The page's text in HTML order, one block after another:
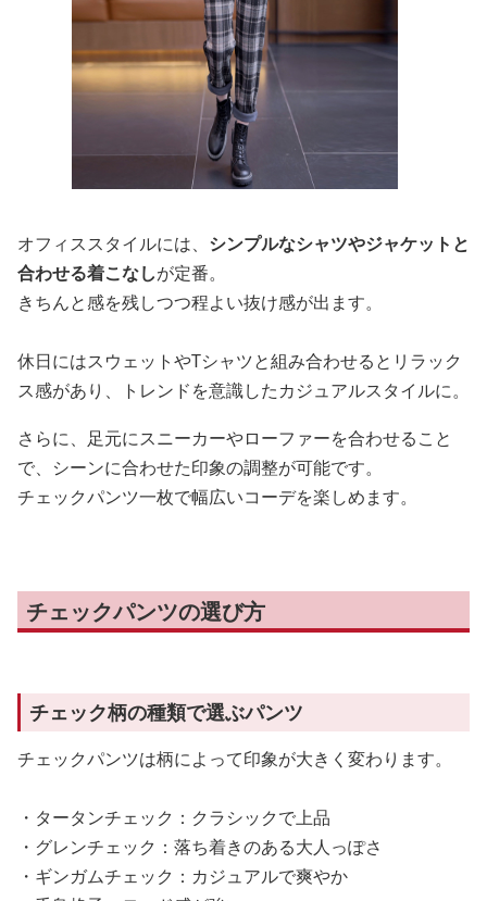
オフィススタイルには、 シンプルなシャツやジャケットと
合わせる着こなしが定番。
きちんと感を残しつつ程よい抜け感が出ます。
休日にはスウェットやTシャツと組み合わせるとリラック
ス感があり、トレンドを意識したカジュアルスタイルに。
さらに、足元にスニーカーやローファーを合わせること
で、シーンに合わせた印象の調整が可能です。
チェックパンツ一枚で幅広いコーデを楽しめます。
チェックパンツの選び方
チェック柄の種類で選ぶパンツ
チェックパンツは柄によって印象が大きく変わります。
・タータンチェック：クラシックで上品
・グレンチェック：落ち着きのある大人っぽさ
・ギンガムチェック：カジュアルで爽やか